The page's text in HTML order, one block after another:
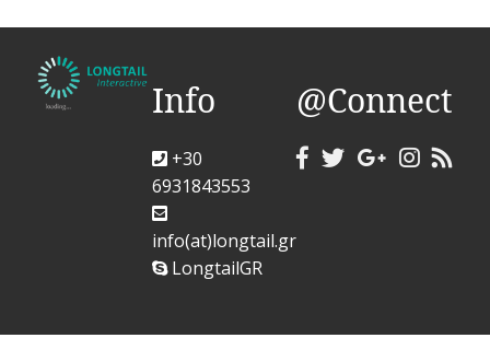
Info
+30
6931843553
info(at)longtail.gr
LongtailGR
@Connect